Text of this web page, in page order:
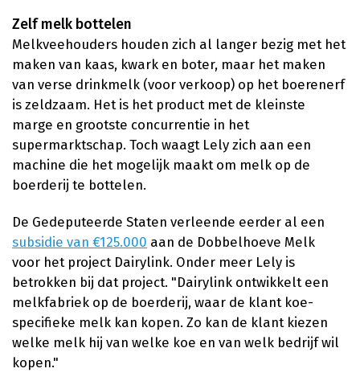
Zelf melk bottelen
Melkveehouders houden zich al langer bezig met het
maken van kaas, kwark en boter, maar het maken
van verse drinkmelk (voor verkoop) op het boerenerf
is zeldzaam. Het is het product met de kleinste
marge en grootste concurrentie in het
supermarktschap. Toch waagt Lely zich aan een
machine die het mogelijk maakt om melk op de
boerderij te bottelen.
De Gedeputeerde Staten verleende eerder al een
subsidie van €125.000 aan de Dobbelhoeve Melk
voor het project Dairylink. Onder meer Lely is
betrokken bij dat project. "Dairylink ontwikkelt een
melkfabriek op de boerderij, waar de klant koe-
specifieke melk kan kopen. Zo kan de klant kiezen
welke melk hij van welke koe en van welk bedrijf wil
kopen."